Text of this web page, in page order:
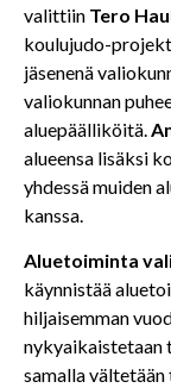
valittiin Tero
koulujudo-
jäsenenä
valiokunnan
aluepäälliköitä.
alueensa lisäksi
yhdessä muiden
kanssa.
Aluetoiminta
käynnistää
hiljaisemman
nykyaikaistetaan
samalla